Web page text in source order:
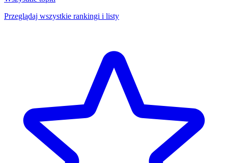
Przeglądaj wszystkie rankingi i listy